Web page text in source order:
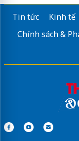
Tin tức Kinh tế
Chính sách &